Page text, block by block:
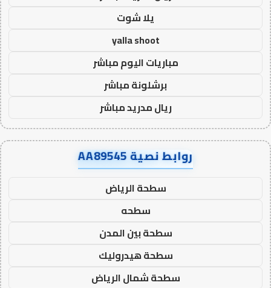
يلا شوت
yalla shoot
مباريات اليوم مباشر
برشلونة مباشر
ريال مدريد مباشر
روابط نصية AA89545
سطحة الرياض
سطحه
سطحة بين المدن
سطحة هيدروليك
سطحة شمال الرياض